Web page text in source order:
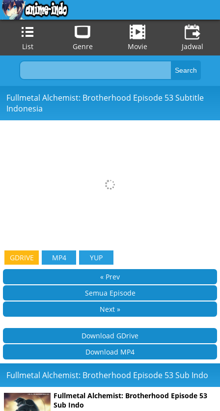
List Genre Movie Jadwal
Fullmetal Alchemist: Brotherhood Episode 53 Subtitle
Indonesia
GDRIVE MP4 YUP
« Prev
Semua Episode
Next »
Download GDrive
Download MP4
Fullmetal Alchemist: Brotherhood Episode 53 Sub Indo
Fullmetal Alchemist: Brotherhood Episode 53
Sub Indo